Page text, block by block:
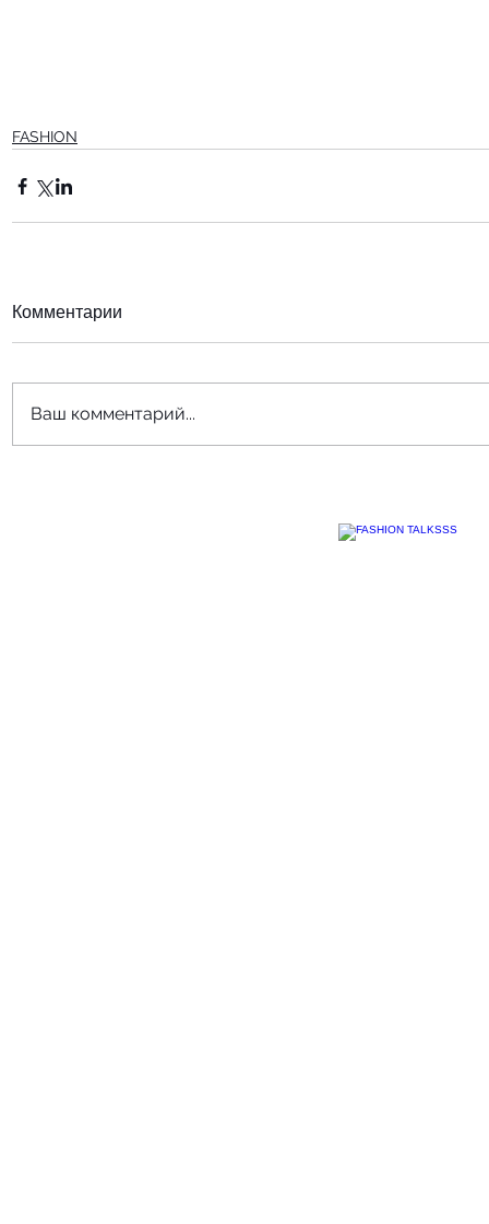
FASHION
Комментарии
Ваш комментарий...